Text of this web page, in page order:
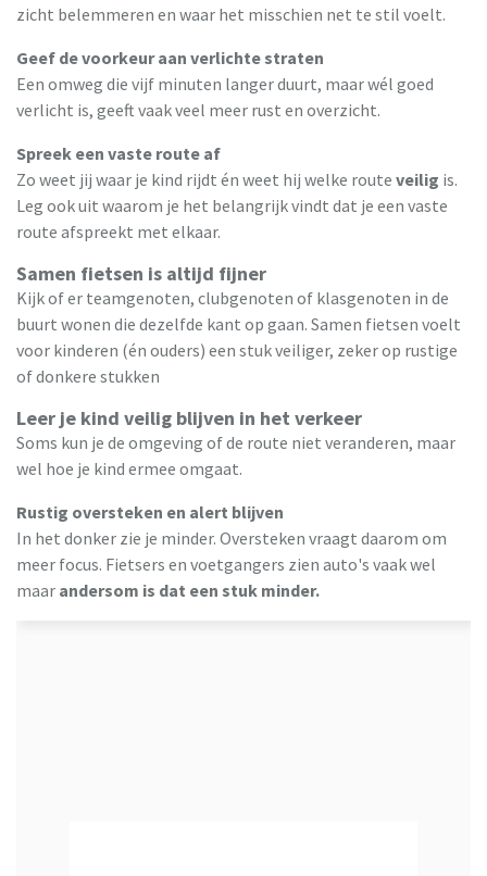
zicht belemmeren en waar het misschien net te stil voelt.
Geef de voorkeur aan verlichte straten
Een omweg die vijf minuten langer duurt, maar wél goed
verlicht is, geeft vaak veel meer rust en overzicht.
Spreek een vaste route af
Zo weet jij waar je kind rijdt én weet hij welke route veilig is.
Leg ook uit waarom je het belangrijk vindt dat je een vaste
route afspreekt met elkaar.
Samen fietsen is altijd fijner
Kijk of er teamgenoten, clubgenoten of klasgenoten in de
buurt wonen die dezelfde kant op gaan. Samen fietsen voelt
voor kinderen (én ouders) een stuk veiliger, zeker op rustige
of donkere stukken
Leer je kind veilig blijven in het verkeer
Soms kun je de omgeving of de route niet veranderen, maar
wel hoe je kind ermee omgaat.
Rustig oversteken en alert blijven
In het donker zie je minder. Oversteken vraagt daarom om
meer focus. Fietsers en voetgangers zien auto's vaak wel
maar andersom is dat een stuk minder.